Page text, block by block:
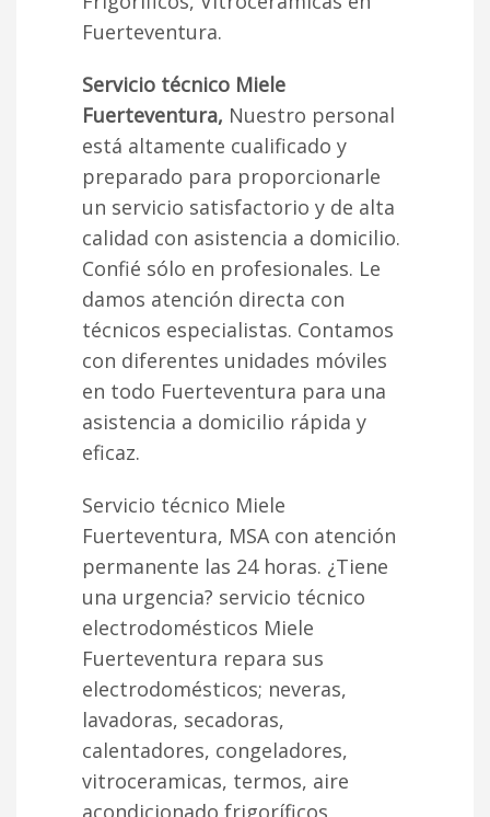
Fuerteventura.
Servicio técnico Miele
Fuerteventura, Nuestro personal
está altamente cualificado y
preparado para proporcionarle
un servicio satisfactorio y de alta
calidad con asistencia a domicilio.
Confié sólo en profesionales. Le
damos atención directa con
técnicos especialistas. Contamos
con diferentes unidades móviles
en todo Fuerteventura para una
asistencia a domicilio rápida y
eficaz.
Servicio técnico Miele
Fuerteventura, MSA con atención
permanente las 24 horas. ¿Tiene
una urgencia? servicio técnico
electrodomésticos Miele
Fuerteventura repara sus
electrodomésticos; neveras,
lavadoras, secadoras,
calentadores, congeladores,
vitroceramicas, termos, aire
acondicionado frigoríficos,